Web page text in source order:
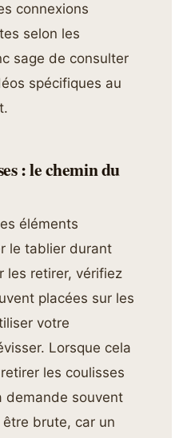
connexions
selon les
sage de consulter
spécifiques au
: le chemin du
éléments
le tablier durant
les retirer, vérifiez
placées sur les
votre
Lorsque cela
les coulisses
demande souvent
brute, car un